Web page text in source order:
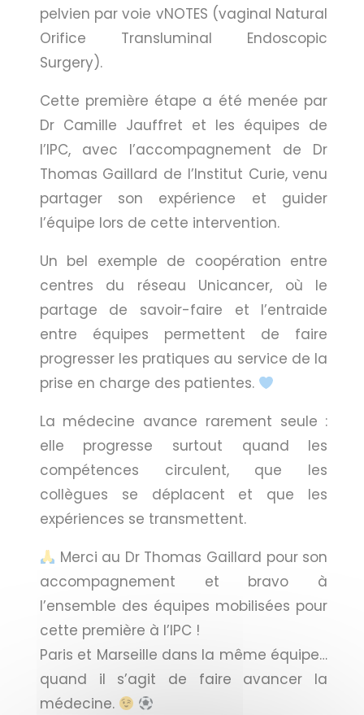
pelvien par voie vNOTES (vaginal Natural
Orifice Transluminal Endoscopic
Surgery).
Cette première étape a été menée par
Dr Camille Jauffret et les équipes de
l’IPC, avec l’accompagnement de Dr
Thomas Gaillard de l’Institut Curie, venu
partager son expérience et guider
l’équipe lors de cette intervention.
Un bel exemple de coopération entre
centres du réseau Unicancer, où le
partage de savoir-faire et l’entraide
entre équipes permettent de faire
progresser les pratiques au service de la
prise en charge des patientes.
La médecine avance rarement seule :
elle progresse surtout quand les
compétences circulent, que les
collègues se déplacent et que les
expériences se transmettent.
Merci au Dr Thomas Gaillard pour son
accompagnement et bravo à
l’ensemble des équipes mobilisées pour
cette première à l’IPC !
Paris et Marseille dans la même équipe…
quand il s’agit de faire avancer la
médecine.